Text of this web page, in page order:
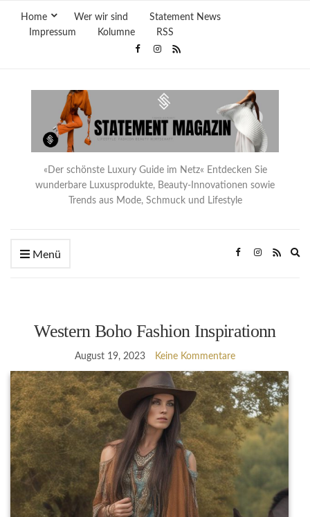
Home Wer wir sind
Statement News
Impressum
Kolumne RSS
«Der schönste Luxury Guide im Netz« Entdecken Sie
wunderbare Luxusprodukte, Beauty-Innovationen sowie
Trends aus Mode, Schmuck und Lifestyle
Menü
Western Boho Fashion Inspirationn
August 19, 2023 Keine Kommentare